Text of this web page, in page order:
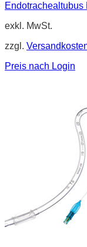
Endotrachealtubus
exkl. MwSt.
zzgl.
Preis nach Login